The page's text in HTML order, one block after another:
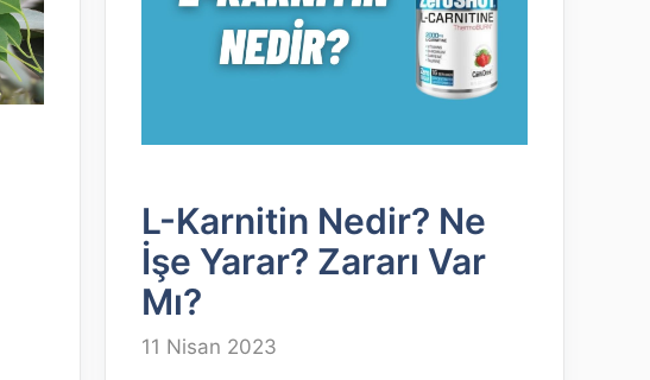
L-Karnitin Nedir? Ne
İşe Yarar? Zararı Var
Mı?
11 Nisan 2023